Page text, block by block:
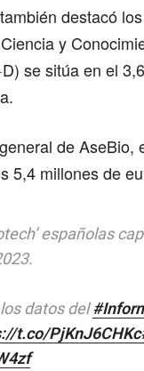
destacó
y
se sitúa en el
de
5,4 millones de
españolas
datos del
t.co/PjKnJ6CHKc